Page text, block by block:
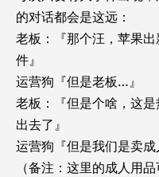
的对话都会是这远：
老板：『那个汪，苹果
件』
运营狗『但是老板…』
老板：『但是个啥，这
出去了』
运营狗『但是我们是卖成
（备注：这里的成人用